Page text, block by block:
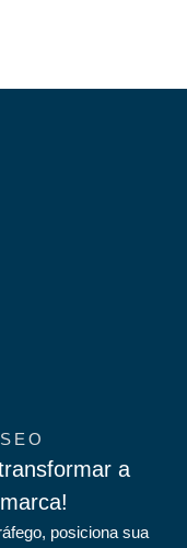
a
posiciona sua